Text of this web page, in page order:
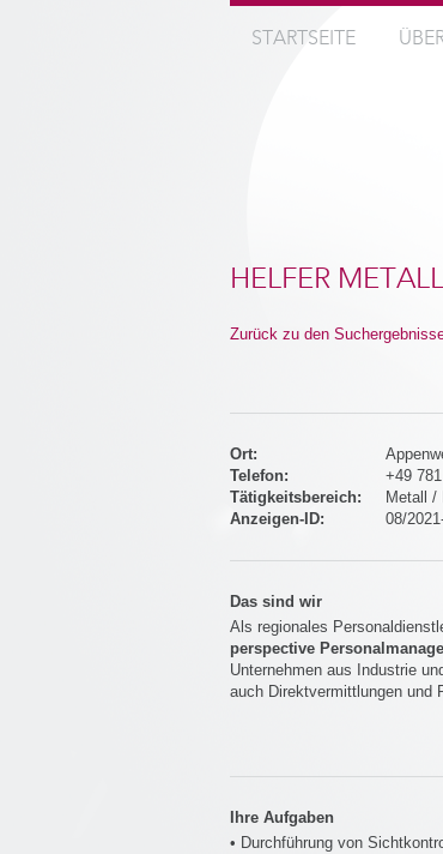
STARTSEITE
HELFER
Zurück zu den
Ort:
Telefon:
+49
Tätigkeitsbereich:
Metall /
Anzeigen-ID:
08/
Das sind wir
Als regionales
perspective
Unternehmen aus Industrie
auch Direktvermittlungen und
Ihre Aufgaben
• Durchführung von